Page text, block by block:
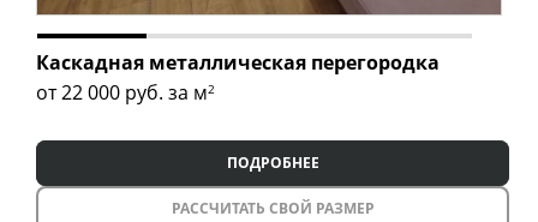
Каскадная металлическая перегородка
от 22 000 руб. за м2
ПОДРОБНЕЕ
РАССЧИТАТЬ СВОЙ РАЗМЕР